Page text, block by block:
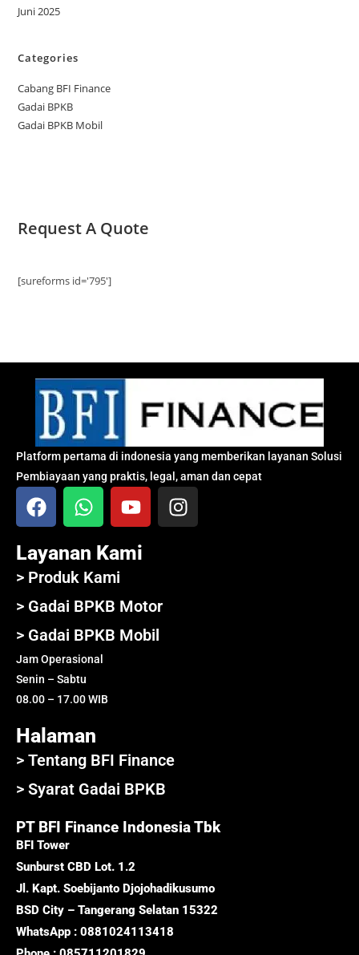
Juni 2025
Categories
Cabang BFI Finance
Gadai BPKB
Gadai BPKB Mobil
Request A Quote
[sureforms id='795']
Platform pertama di indonesia yang memberikan layanan Solusi
Pembiayaan yang praktis, legal, aman dan cepat
Layanan Kami
> Produk Kami
> Gadai BPKB Motor
> Gadai BPKB Mobil
Jam Operasional
Senin – Sabtu
08.00 – 17.00 WIB
Halaman
> Tentang BFI Finance
> Syarat Gadai BPKB
PT BFI Finance Indonesia Tbk
BFI Tower
Sunburst CBD Lot. 1.2
Jl. Kapt. Soebijanto Djojohadikusumo
BSD City – Tangerang Selatan 15322
WhatsApp : 0881024113418